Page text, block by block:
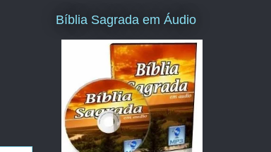
Bíblia Sagrada em Áudio